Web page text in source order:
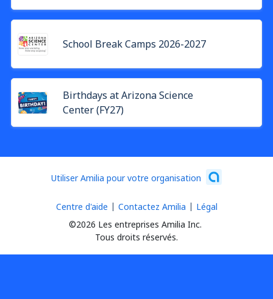
School Break Camps 2026-2027
Birthdays at Arizona Science
Center (FY27)
Utiliser Amilia pour votre organisation
©2026 Les entreprises Amilia Inc.
Tous droits réservés.
Centre d'aide Contactez Amilia Légal